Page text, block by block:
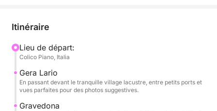
Gravedona, deux joyaux lacustres riches en charme,
la paisible baie de Piona, où vous pourrez jeter
l'ancre et passer plusieurs heures en toute détente,
immergé dans le silence et la nature.
Vous aurez tout le temps de nager, de bronzer,
d'écouter de la musique ou simplement de profiter
Itinéraire
Lieu de départ:
Colico Piano, Italia
Gera Lario
En passant devant le tranquille village lacustre, entre petits ports et
vues parfaites pour des photos suggestives.
Gravedona